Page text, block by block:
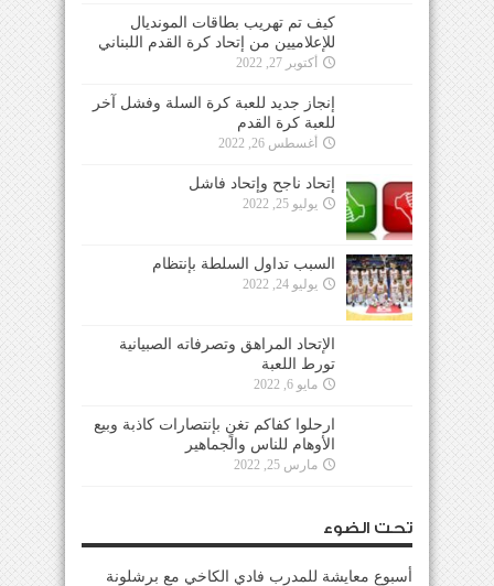
كيف تم تهريب بطاقات المونديال
للإعلاميين من إتحاد كرة القدم اللبناني
أكتوبر 27, 2022
إنجاز جديد للعبة كرة السلة وفشل آخر
للعبة كرة القدم
أغسطس 26, 2022
إتحاد ناجح وإتحاد فاشل
يوليو 25, 2022
السبب تداول السلطة بإنتظام
يوليو 24, 2022
الإتحاد المراهق وتصرفاته الصبيانية
تورط اللعبة
مايو 6, 2022
ارحلوا كفاكم تغنٍ بإنتصارات كاذبة وبيع
الأوهام للناس والجماهير
مارس 25, 2022
تحت الضوء
أسبوع معايشة للمدرب فادي الكاخي مع برشلونة